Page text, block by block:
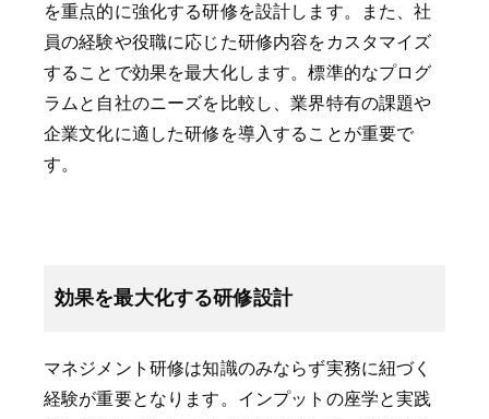
を重点的に強化する研修を設計します。また、社
員の経験や役職に応じた研修内容をカスタマイズ
することで効果を最大化します。標準的なプログ
ラムと自社のニーズを比較し、業界特有の課題や
企業文化に適した研修を導入することが重要で
す。
効果を最大化する研修設計
マネジメント研修は知識のみならず実務に紐づく
経験が重要となります。インプットの座学と実践